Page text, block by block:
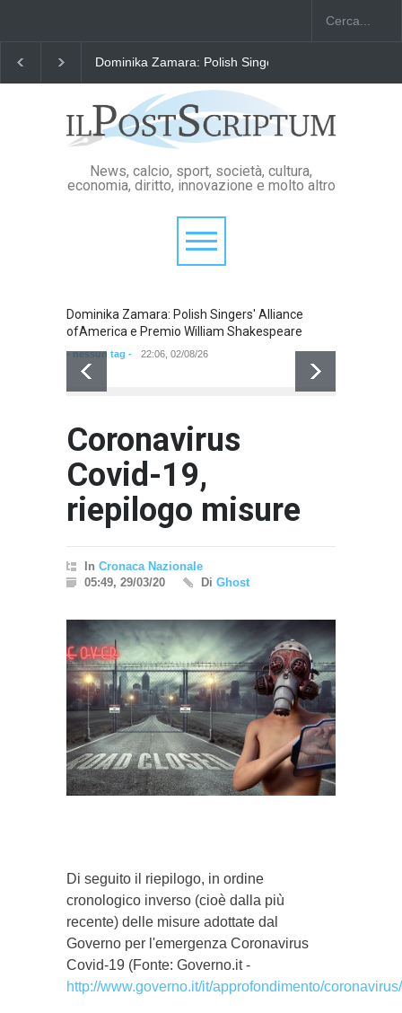
"Il Passaporto di Fausto Angelo Coppi" il Premio
News, calcio, sport, società, cultura,
economia, diritto, innovazione e molto altro
Dominika Zamara: Polish Singers' Alliance
ofAmerica e Premio William Shakespeare
- nessun tag - 22:06, 02/08/26
Coronavirus
Covid-19,
riepilogo misure
In Cronaca Nazionale
05:49, 29/03/20
Di Ghost
Di seguito il riepilogo, in ordine
cronologico inverso (cioè dalla più
recente) delle misure adottate dal
Governo per l'emergenza Coronavirus
Covid-19 (Fonte: Governo.it -
http://www.governo.it/it/approfondimento/